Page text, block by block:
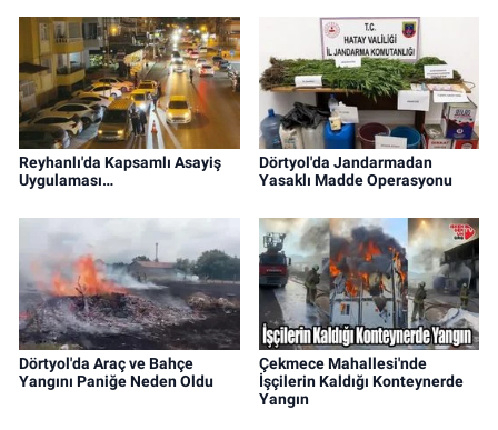
Reyhanlı'da Kapsamlı Asayiş
Uygulaması…
Dörtyol'da Jandarmadan
Yasaklı Madde Operasyonu
Dörtyol'da Araç ve Bahçe
Yangını Paniğe Neden Oldu
Çekmece Mahallesi'nde
İşçilerin Kaldığı Konteynerde
Yangın